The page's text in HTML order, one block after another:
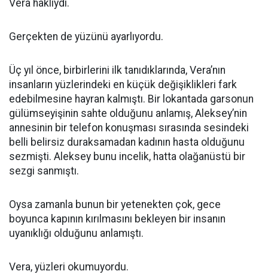
Vera haklıydı.
Gerçekten de yüzünü ayarlıyordu.
Üç yıl önce, birbirlerini ilk tanıdıklarında, Vera’nın
insanların yüzlerindeki en küçük değişiklikleri fark
edebilmesine hayran kalmıştı. Bir lokantada garsonun
gülümseyişinin sahte olduğunu anlamış, Aleksey’nin
annesinin bir telefon konuşması sırasında sesindeki
belli belirsiz duraksamadan kadının hasta olduğunu
sezmişti. Aleksey bunu incelik, hatta olağanüstü bir
sezgi sanmıştı.
Oysa zamanla bunun bir yetenekten çok, gece
boyunca kapının kırılmasını bekleyen bir insanın
uyanıklığı olduğunu anlamıştı.
Vera, yüzleri okumuyordu.